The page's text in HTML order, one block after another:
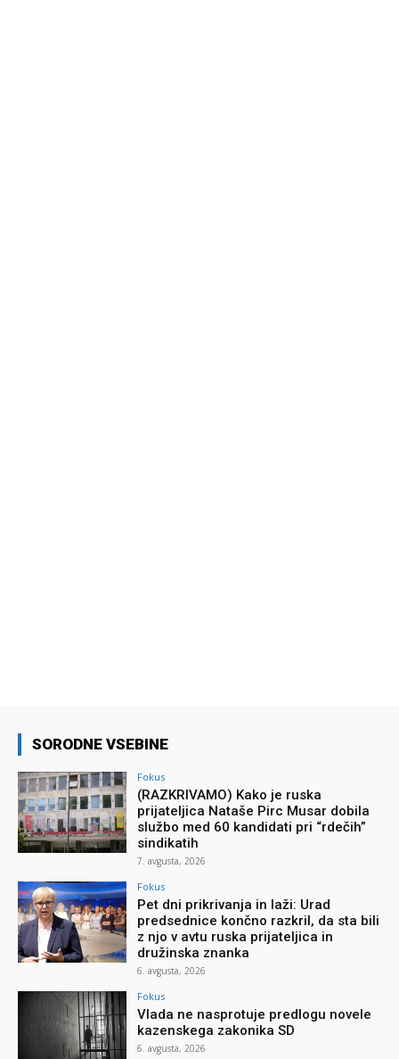
SORODNE VSEBINE
Fokus
(RAZKRIVAMO) Kako je ruska
prijateljica Nataše Pirc Musar dobila
službo med 60 kandidati pri “rdečih”
sindikatih
7. avgusta, 2026
Fokus
Pet dni prikrivanja in laži: Urad
predsednice končno razkril, da sta bili
z njo v avtu ruska prijateljica in
družinska znanka
6. avgusta, 2026
Fokus
Vlada ne nasprotuje predlogu novele
kazenskega zakonika SD
6. avgusta, 2026